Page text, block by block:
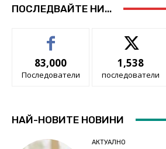
ПОСЛЕДВАЙТЕ НИ...
83,000
Последователи
1,538
последователи
НАЙ-НОВИТЕ НОВИНИ
АКТУАЛНО